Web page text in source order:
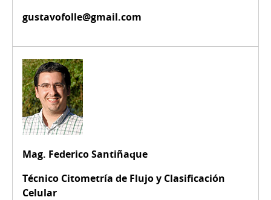
gustavofolle@gmail.com
Mag. Federico Santiñaque
Técnico Citometría de Flujo y Clasificación
Celular